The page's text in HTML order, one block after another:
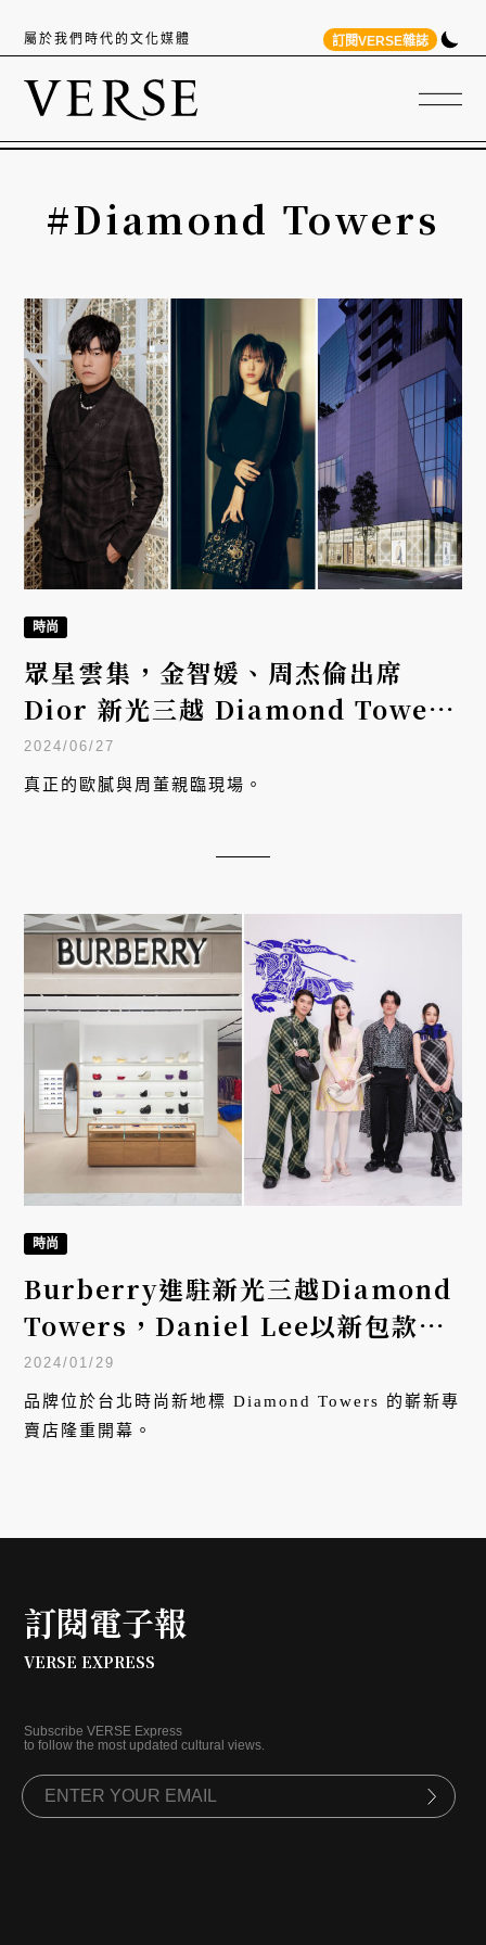
屬於我們時代的文化媒體 訂閱VERSE雜誌
#Diamond Towers
時尚
眾星雲集，金智媛、周杰倫出席
Dior 新光三越 Diamond Towers
專門店開幕
2024/06/27
真正的歐膩與周董親臨現場。
時尚
Burberry進駐新光三越Diamond
Towers，Daniel Lee以新包款、
格紋與玩色創意展現新季風采
2024/01/29
品牌位於台北時尚新地標 Diamond Towers 的嶄新專
賣店隆重開幕。
訂閱電子報
VERSE EXPRESS
Subscribe VERSE Express
to follow the most updated cultural views.